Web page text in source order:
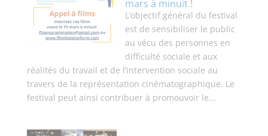
mars à minuit !
L’objectif général du festival
est de sensibiliser le public
au vécu des personnes en
difficulté sociale et aux
réalités du travail et de l’intervention sociale au
travers de la représentation cinématographique. Le
festival peut ainsi contribuer à promouvoir le...